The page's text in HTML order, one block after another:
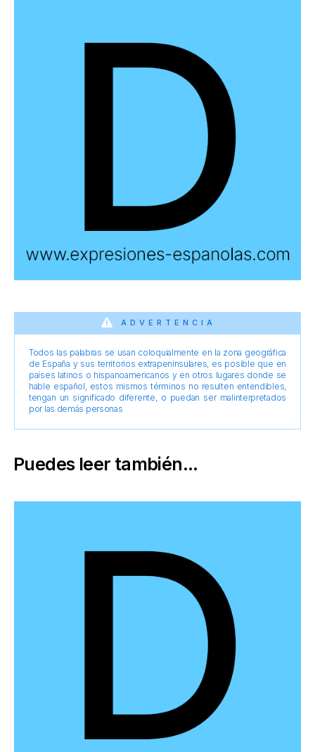
ADVERTENCIA
Todos las palabras se usan coloquialmente en la zona geográfica
de España y sus territorios extrapeninsulares, es posible que en
países latinos o hispanoamericanos y en otros lugares donde se
hable español, estos mismos términos no resulten entendibles,
tengan un significado diferente, o puedan ser malinterpretados
por las demás personas
Puedes leer también...